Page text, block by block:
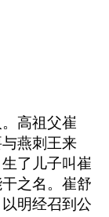
高祖父崔
燕刺王来
了儿子叫崔
之名。崔舒
明经召到公